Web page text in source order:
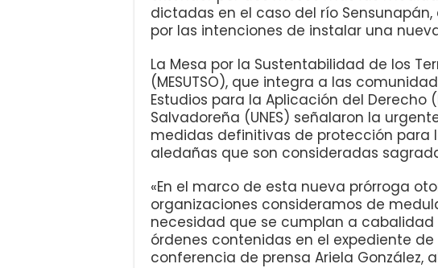
dictadas en el caso del río
por las intenciones de instalar una
La Mesa por la Sustentabilidad de los
(MESUTSO), que integra a las
Estudios para la Aplicación del Derecho
Salvadoreña (UNES) señalaron la
medidas definitivas de protección para
aledañas que son consideradas
«En el marco de esta nueva prórroga
organizaciones consideramos de
necesidad que se cumplan a cabalidad
órdenes contenidas en el expediente
conferencia de prensa Ariela González,